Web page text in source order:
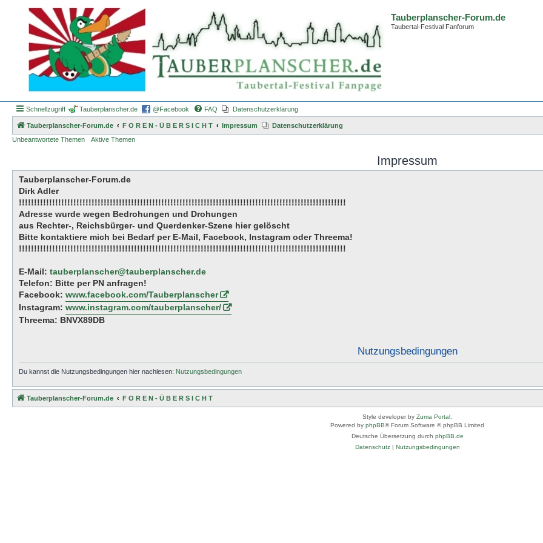
Tauberplanscher-Forum.de
Taubertal-Festival Fanforum
Schnellzugriff Tauberplanscher.de @Facebook FAQ Datenschutzerklärung
Tauberplanscher-Forum.de F O R E N - Ü B E R S I C H T Impressum
Datenschutzerklärung
Unbeantwortete Themen
Aktive Themen
Impressum
Tauberplanscher-Forum.de
Dirk Adler
!!!!!!!!!!!!!!!!!!!!!!!!!!!!!!!!!!!!!!!!!!!!!!!!!!!!!!!!!!!!!!!!!!!!!!!!!!!!!!!!!!!!!!!!!!!!!!!!!!!!!!!!!!!!
Adresse wurde wegen Bedrohungen und Drohungen
aus Rechter-, Reichsbürger- und Querdenker-Szene hier gelöscht
Bitte kontaktiere mich bei Bedarf per E-Mail, Facebook, Instagram oder Threema!
!!!!!!!!!!!!!!!!!!!!!!!!!!!!!!!!!!!!!!!!!!!!!!!!!!!!!!!!!!!!!!!!!!!!!!!!!!!!!!!!!!!!!!!!!!!!!!!!!!!!!!!!!!!!
E-Mail: tauberplanscher@tauberplanscher.de
Telefon: Bitte per PN anfragen!
Facebook: www.facebook.com/Tauberplanscher
Instagram: www.instagram.com/tauberplanscher/
Threema: BNVX89DB
Nutzungsbedingungen
Du kannst die Nutzungsbedingungen hier nachlesen: Nutzungsbedingungen
Tauberplanscher-Forum.de F O R E N - Ü B E R S I C H T
Style developer by Zuma Portal
Powered by phpBB® Forum Software © phpBB Limited
Deutsche Übersetzung durch phpBB.de
Datenschutz| Nutzungsbedingungen